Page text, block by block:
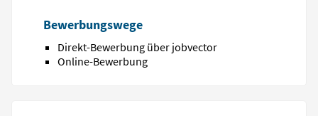
Bewerbungswege
Direkt-Bewerbung über jobvector
Online-Bewerbung